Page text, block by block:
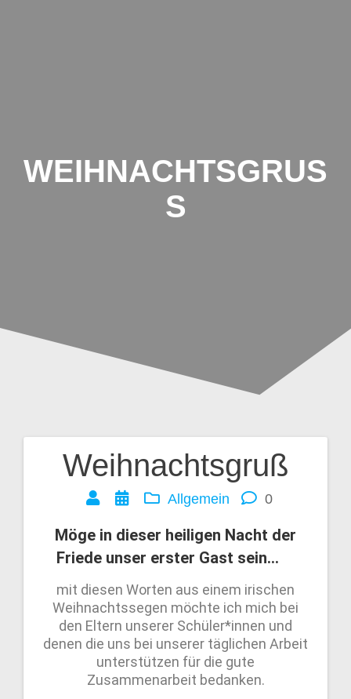
WEIHNACHTSGRUSS
Weihnachtsgruß
Allgemein 0
Möge in dieser heiligen Nacht der
Friede unser erster Gast sein…
mit diesen Worten aus einem irischen
Weihnachtssegen möchte ich mich bei
den Eltern unserer Schüler*innen und
denen die uns bei unserer täglichen Arbeit
unterstützen für die gute
Zusammenarbeit bedanken.